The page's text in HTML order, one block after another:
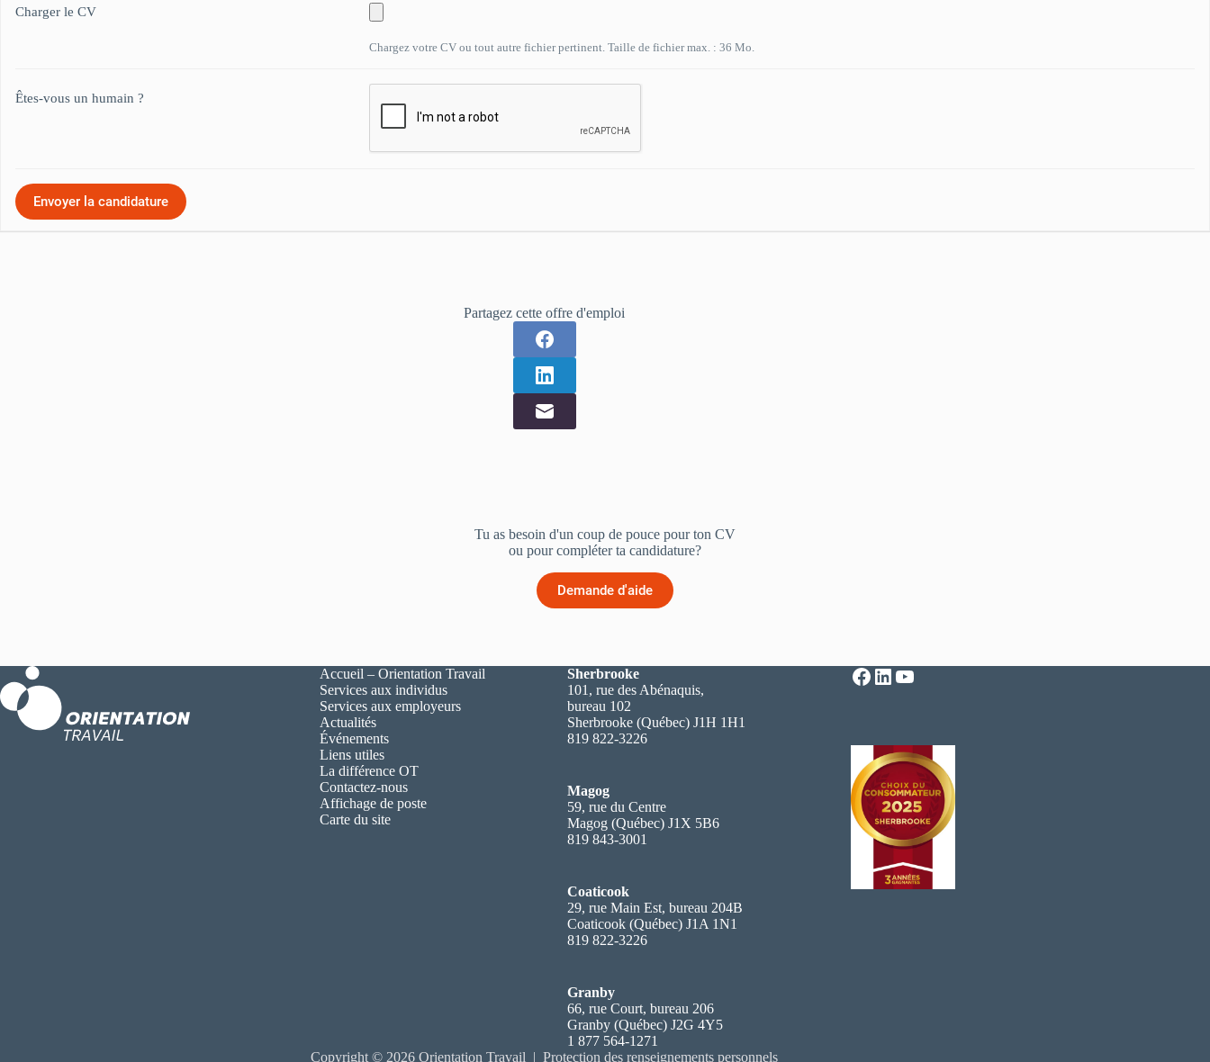
Charger le CV
Chargez votre CV ou tout autre fichier pertinent. Taille de fichier max. : 36 Mo.
Êtes-vous un humain ?
Partagez cette offre d'emploi
Tu as besoin d'un coup de pouce pour ton CV
ou pour compléter ta candidature?
Demande d'aide
Accueil – Orientation Travail
Services aux individus
Services aux employeurs
Actualités
Événements
Liens utiles
La différence OT
Contactez-nous
Affichage de poste
Carte du site
Sherbrooke
101, rue des Abénaquis,
bureau 102
Sherbrooke (Québec) J1H 1H1
819 822-3226
Magog
59, rue du Centre
Magog (Québec) J1X 5B6
819 843-3001
Coaticook
29, rue Main Est, bureau 204B
Coaticook (Québec) J1A 1N1
819 822-3226
Granby
66, rue Court, bureau 206
Granby (Québec) J2G 4Y5
1 877 564-1271
Facebook
LinkedIn
YouTube
Copyright © 2026 Orientation Travail |Protection des renseignements personnels